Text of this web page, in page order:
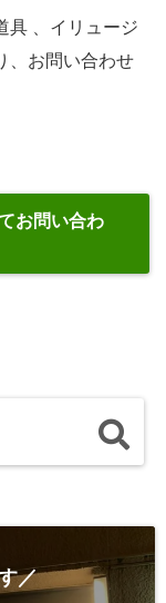
具 、イリュージ
、お問い合わせ
お問い合わ
／